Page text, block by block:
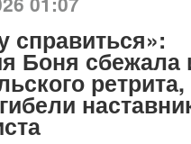
справиться»:
Боня сбежала
ретрита,